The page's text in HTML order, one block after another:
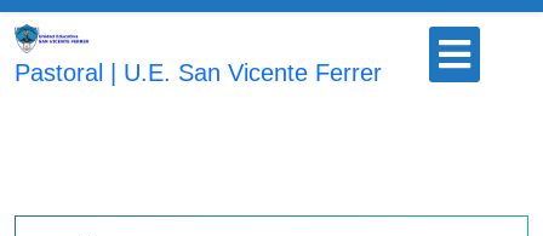
Saltar
contenido
Pastoral | U.E. San Vicente Ferrer
Botón
abrir